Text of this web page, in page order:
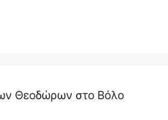
Θεοδώρων στο Βόλο